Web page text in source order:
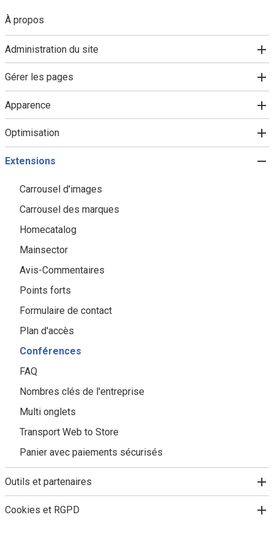
À propos
Administration du site
Gérer les pages
Apparence
Optimisation
Extensions
Carrousel d'images
Carrousel des marques
Homecatalog
Mainsector
Avis-Commentaires
Points forts
Formulaire de contact
Plan d'accès
Conférences
FAQ
Nombres clés de l'entreprise
Multi onglets
Transport Web to Store
Panier avec paiements sécurisés
Outils et partenaires
Cookies et RGPD